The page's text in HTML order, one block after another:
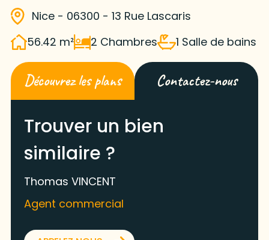
Nice - 06300 - 13 Rue Lascaris
56.42 m²
2 Chambres 1 Salle de bains
Découvrez les plans Contactez-nous
Trouver un bien
similaire ?
Thomas VINCENT
Agent commercial